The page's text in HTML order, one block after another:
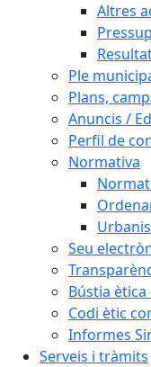
Altres
Ple
Plans,
Anuncis /
Perfil de
Normativa
Seu
Bústia
Codi ètic
Informes
Serveis i tràmits